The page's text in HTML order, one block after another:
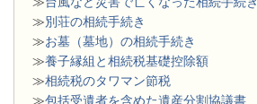
≫別荘の相続手続き
≫お墓（墓地）の相続手続き
≫養子縁組と相続税基礎控除額
≫相続税のタワマン節税
≫包括受遺者を含めた遺産分割協議書